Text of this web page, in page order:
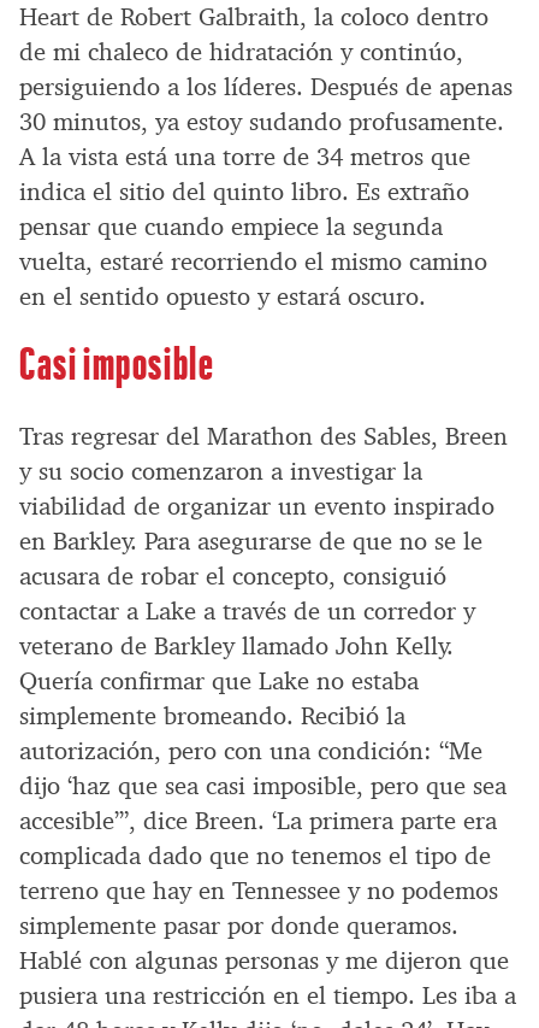
Heart de Robert Galbraith, la coloco dentro
de mi chaleco de hidratación y continúo,
persiguiendo a los líderes. Después de apenas
30 minutos, ya estoy sudando profusamente.
A la vista está una torre de 34 metros que
indica el sitio del quinto libro. Es extraño
pensar que cuando empiece la segunda
vuelta, estaré recorriendo el mismo camino
en el sentido opuesto y estará oscuro.
Casi imposible
Tras regresar del Marathon des Sables, Breen
y su socio comenzaron a investigar la
viabilidad de organizar un evento inspirado
en Barkley. Para asegurarse de que no se le
acusara de robar el concepto, consiguió
contactar a Lake a través de un corredor y
veterano de Barkley llamado John Kelly.
Quería confirmar que Lake no estaba
simplemente bromeando. Recibió la
autorización, pero con una condición: “Me
dijo ‘haz que sea casi imposible, pero que sea
accesible’”, dice Breen. ‘La primera parte era
complicada dado que no tenemos el tipo de
terreno que hay en Tennessee y no podemos
simplemente pasar por donde queramos.
Hablé con algunas personas y me dijeron que
pusiera una restricción en el tiempo. Les iba a